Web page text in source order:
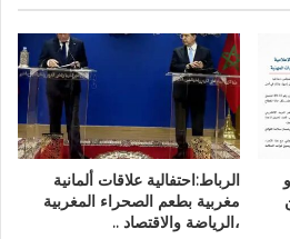
الرباط:احتفالية علاقات ألمانية
مغربية بطعم الصحراء المغربية
،الرياضة والاقتصاد ..